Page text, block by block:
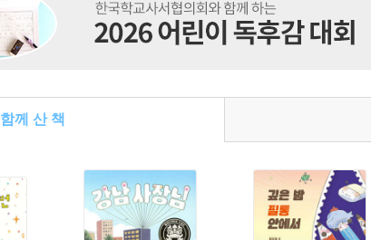
함께 산 책